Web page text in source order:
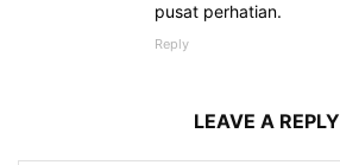
pusat perhatian.
Reply
LEAVE A REPLY